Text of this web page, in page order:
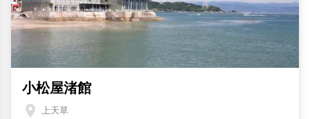
小松屋渚館
上天草